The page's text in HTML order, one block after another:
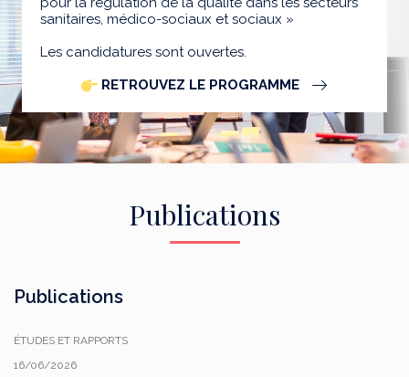
sanitaires, médico-sociaux et sociaux »
Les candidatures sont ouvertes.
RETROUVEZ LE PROGRAMME
Publications
Publications
ÉTUDES ET RAPPORTS
16/06/2026